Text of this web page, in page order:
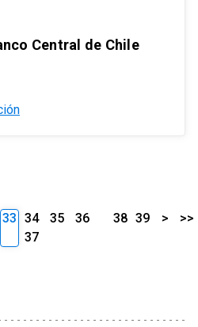
Central de Chile
33 34 35
36
37
38 39 > >>